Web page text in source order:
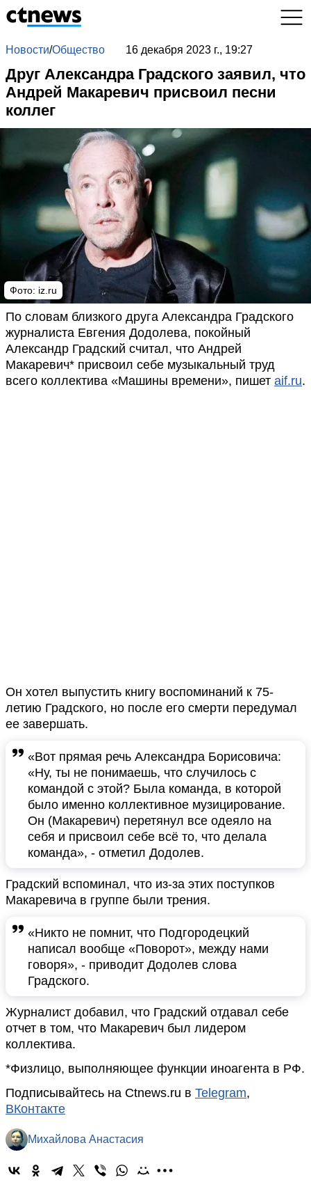
Новости/Общество 16 декабря 2023 г., 19:27
Друг Александра Градского заявил, что
Андрей Макаревич присвоил песни
коллег
Фото: iz.ru
По словам близкого друга Александра Градского
журналиста Евгения Додолева, покойный
Александр Градский считал, что Андрей
Макаревич* присвоил себе музыкальный труд
всего коллектива «Машины времени», пишет aif.ru.
Он хотел выпустить книгу воспоминаний к 75-
летию Градского, но после его смерти передумал
ее завершать.
«Вот прямая речь Александра Борисовича:
«Ну, ты не понимаешь, что случилось с
командой с этой? Была команда, в которой
было именно коллективное музицирование.
Он (Макаревич) перетянул все одеяло на
себя и присвоил себе всё то, что делала
команда», - отметил Додолев.
Градский вспоминал, что из-за этих поступков
Макаревича в группе были трения.
«Никто не помнит, что Подгородецкий
написал вообще «Поворот», между нами
говоря», - приводит Додолев слова
Градского.
Журналист добавил, что Градский отдавал себе
отчет в том, что Макаревич был лидером
коллектива.
*Физлицо, выполняющее функции иноагента в РФ.
Подписывайтесь на Ctnews.ru в Telegram,
ВКонтакте
Михайлова Анастасия